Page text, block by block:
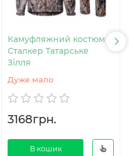
Камуфляжний костюм
Сталкер Татарське
Зілля
Дуже мало
3168грн.
В кошик